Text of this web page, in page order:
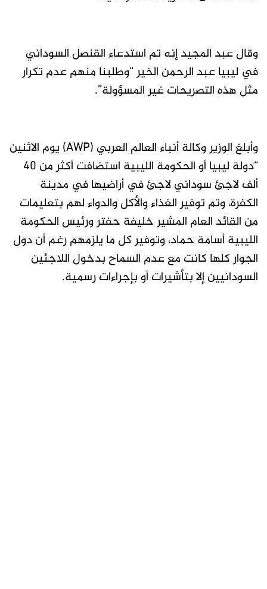
وقال عبد المجيد إنه تم استدعاء القنصل السوداني
في ليبيا عبد الرحمن الخير “وطلبنا منهم عدم تكرار
مثل هذه التصريحات غير المسؤولة”.
وأبلغ الوزير وكالة أنباء العالم العربي (AWP) يوم الاثنين
“دولة ليبيا أو الحكومة الليبية استضافت أكثر من 40
ألف لاجئ سوداني لاجئ في أراضيها في مدينة
الكفرة، وتم توفير الغذاء والأكل والدواء لهم بتعليمات
من القائد العام المشير خليفة حفتر ورئيس الحكومة
الليبية أسامة حماد، وتوفير كل ما يلزمهم رغم أن دول
الجوار كلها كانت مع عدم السماح بدخول اللاجئين
السودانيين إلا بتأشيرات أو بإجراءات رسمية.